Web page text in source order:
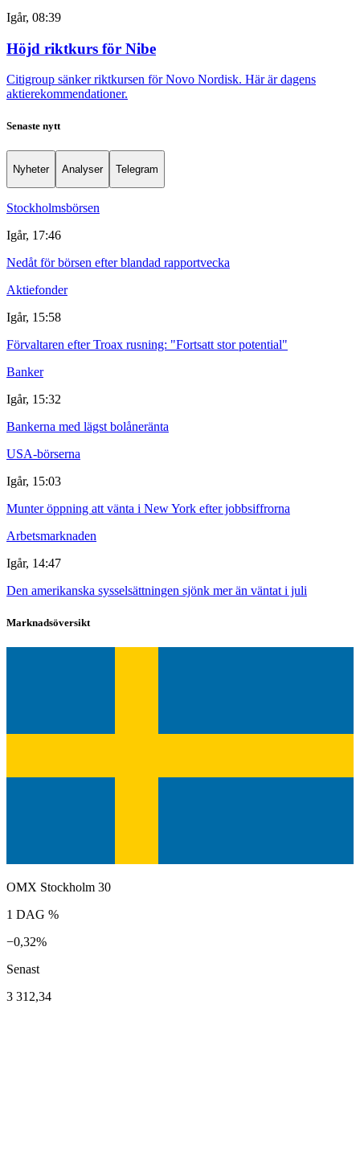
Igår, 08:39
Höjd riktkurs för Nibe
Citigroup sänker riktkursen för Novo Nordisk. Här är dagens
aktierekommendationer.
Senaste nytt
Nyheter Analyser Telegram
Stockholmsbörsen
Igår, 17:46
Nedåt för börsen efter blandad rapportvecka
Aktiefonder
Igår, 15:58
Förvaltaren efter Troax rusning: "Fortsatt stor potential"
Banker
Igår, 15:32
Bankerna med lägst bolåneränta
USA-börserna
Igår, 15:03
Munter öppning att vänta i New York efter jobbsiffrorna
Arbetsmarknaden
Igår, 14:47
Den amerikanska sysselsättningen sjönk mer än väntat i juli
Marknadsöversikt
OMX Stockholm 30
1 DAG %
−0,32%
Senast
3 312,34